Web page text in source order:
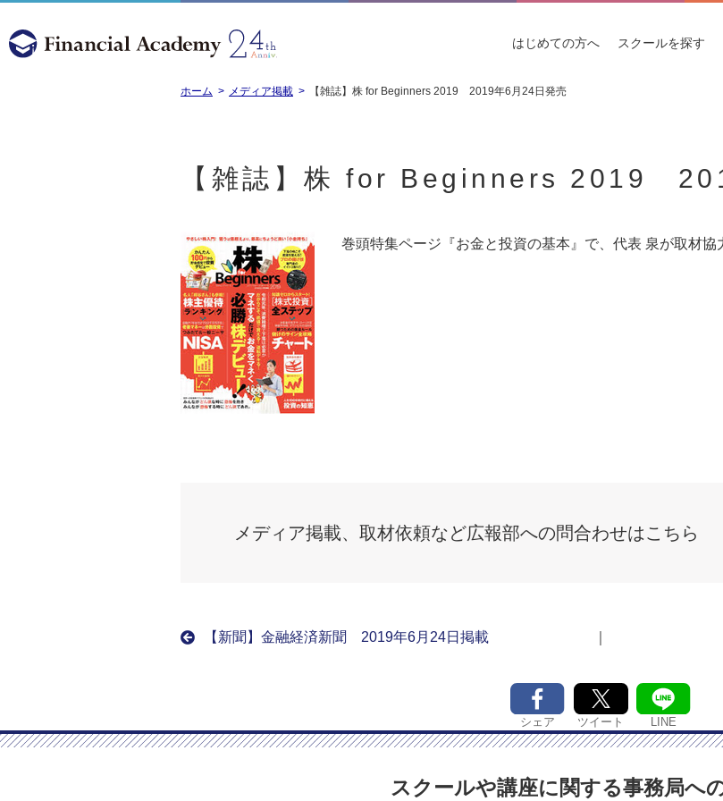
はじめての方へ スクールを探す
ホーム メディア掲載 【雑誌】株 for Beginners 2019 2019年6月24日発売
【雑誌】株 for Beginners 2019
巻頭特集ページ『お金と投資の基本』で、代表 泉が取材協
メディア掲載、取材依頼など広報部への問合わせはこちら
【新聞】金融経済新聞 2019年6月24日掲載
シェア ツイート LINE
スクールや講座に関する事務局へ